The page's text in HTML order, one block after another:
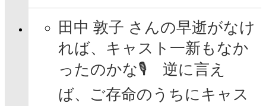
田中 敦子 さんの早逝がなけ
れば、キャスト一新もなか
ったのかな🎙 逆に言え
ば、ご存命のうちにキャス